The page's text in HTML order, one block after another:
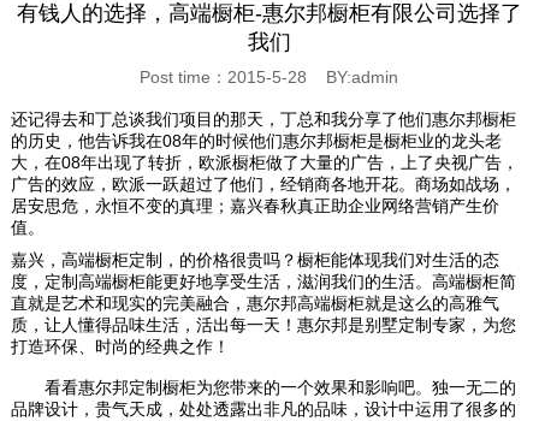
有钱人的选择，高端橱柜-惠尔邦橱柜有限公司选择了
我们
Post time：2015-5-28 BY:admin
还记得去和丁总谈我们项目的那天，丁总和我分享了他们惠尔邦橱柜
的历史，他告诉我在08年的时候他们惠尔邦橱柜是橱柜业的龙头老
大，在08年出现了转折，欧派橱柜做了大量的广告，上了央视广告，
广告的效应，欧派一跃超过了他们，经销商各地开花。商场如战场，
居安思危，永恒不变的真理；嘉兴春秋真正助企业网络营销产生价
值。
嘉兴，高端橱柜定制，的价格很贵吗？橱柜能体现我们对​‌‌生活的态
度，定制高端橱柜能更好地享受生活，滋润我们的生活。高端橱柜简
直就是艺术和现实的完美融合，惠尔邦高端橱柜就是这么的高雅气
质，让人懂得品味生活，活出每一天！惠尔邦是别墅定制专家，为您
打造环保、时尚的经典之作！
看看惠尔邦定制橱柜为您带来的一个效果和影响吧。独一无二的
品牌设计，贵气天成，处处透露出非凡的品味，设计中运用了很多的